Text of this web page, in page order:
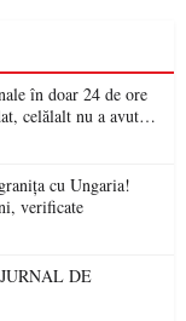
în doar 24 de ore
celălalt nu a avut
cu Ungaria!
verificate
DE